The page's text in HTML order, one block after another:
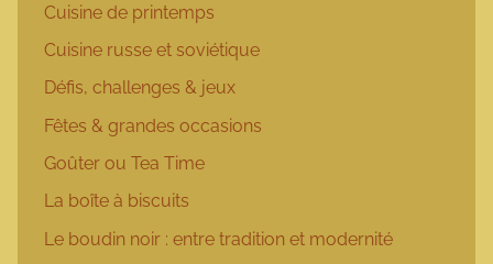
Cuisine de printemps
Cuisine russe et soviétique
Défis, challenges & jeux
Fêtes & grandes occasions
Goûter ou Tea Time
La boîte à biscuits
Le boudin noir : entre tradition et modernité